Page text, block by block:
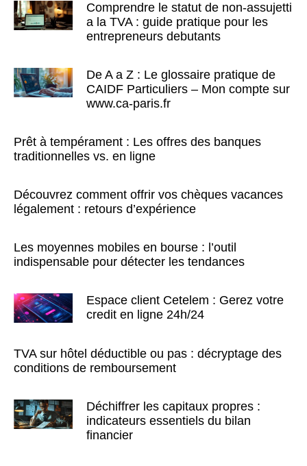
Comprendre le statut de non-assujetti
a la TVA : guide pratique pour les
entrepreneurs debutants
De A a Z : Le glossaire pratique de
CAIDF Particuliers – Mon compte sur
www.ca-paris.fr
Prêt à tempérament : Les offres des banques
traditionnelles vs. en ligne
Découvrez comment offrir vos chèques vacances
légalement : retours d’expérience
Les moyennes mobiles en bourse : l’outil
indispensable pour détecter les tendances
Espace client Cetelem : Gerez votre
credit en ligne 24h/24
TVA sur hôtel déductible ou pas : décryptage des
conditions de remboursement
Déchiffrer les capitaux propres :
indicateurs essentiels du bilan
financier